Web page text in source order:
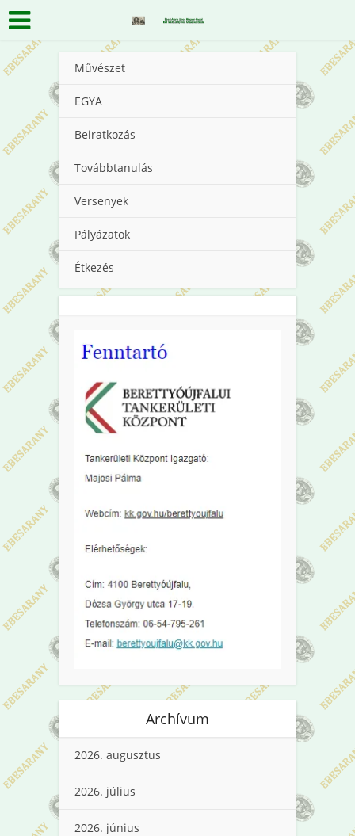
Művészet
EGYA
Beiratkozás
Továbbtanulás
Versenyek
Pályázatok
Étkezés
Archívum
2026. augusztus
2026. július
2026. június